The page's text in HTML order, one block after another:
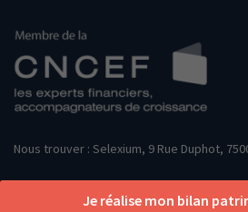
Je réalise mon bilan
Nous trouver : Selexium, 9 Rue Duphot,